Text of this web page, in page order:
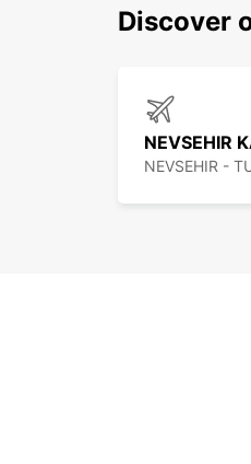
Discover
NEVSEHIR
NEVSEHIR -